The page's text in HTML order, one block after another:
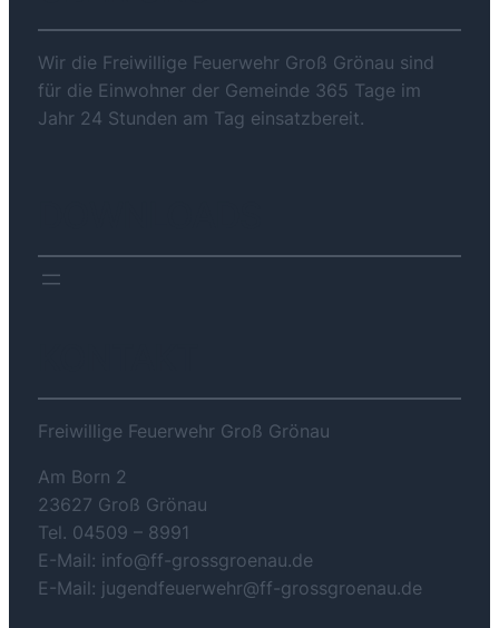
Wir die Freiwillige Feuerwehr Groß Grönau sind
für die Einwohner der Gemeinde 365 Tage im
Jahr 24 Stunden am Tag einsatzbereit.
Freiwillige Feuerwehr Groß Grönau
Am Born 2
23627 Groß Grönau
Tel. 04509 – 8991
E-Mail: info@ff-grossgroenau.de
E-Mail: jugendfeuerwehr@ff-grossgroenau.de